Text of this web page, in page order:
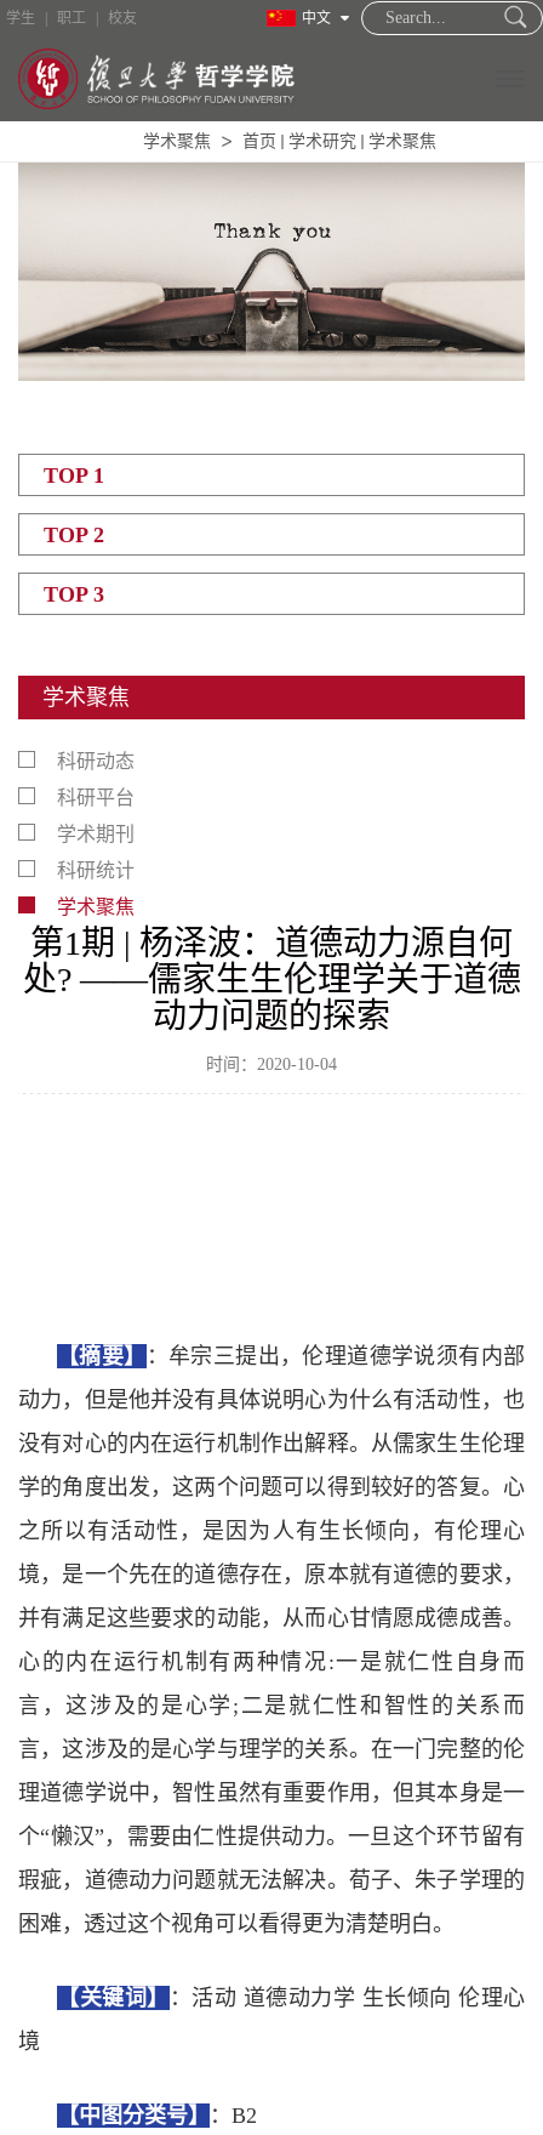
中文
学生 职工 校友
学术聚焦 首页 学术研究 学术聚焦
TOP 1
TOP 2
TOP 3
学术聚焦
科研动态
科研平台
学术期刊
科研统计
学术聚焦
第1期 | 杨泽波：道德动力源自何
处? ——儒家生生伦理学关于道德
动力问题的探索
时间：2020-10-04
【摘要】
：牟宗三提出，伦理道德学说须有内部
动力，但是他并没有具体说明心为什么有活动性，也
没有对心的内在运行机制作出解释。从儒家生生伦理
学的角度出发，这两个问题可以得到较好的答复。心
之所以有活动性，是因为人有生长倾向，有伦理心
境，是一个先在的道德存在，原本就有道德的要求，
并有满足这些要求的动能，从而心甘情愿成德成善。
心的内在运行机制有两种情况:一是就仁性自身而
言，这涉及的是心学 ; 二是就仁性和智性的关系而
言，这涉及的是心学与理学的关系。在一门完整的伦
理道德学说中，智性虽然有重要作用，但其本身是一
个“懒汉” ，需要由仁性提供动力。一旦这个环节留有
瑕疵，道德动力问题就无法解决。荀子、朱子学理的
困难，透过这个视角可以看得更为清楚明白。
【关键词】 ：活动 道德动力学 生长倾向 伦理心
境
【中图分类号】 ：B2